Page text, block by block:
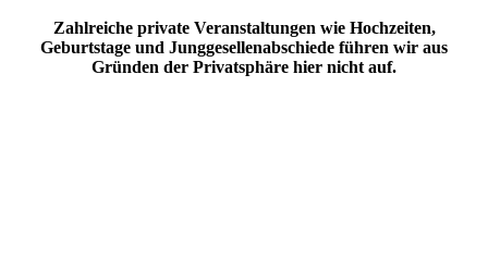
Zahlreiche private Veranstaltungen wie Hochzeiten,
Geburtstage und Junggesellenabschiede führen wir aus
Gründen der Privatsphäre hier nicht auf.